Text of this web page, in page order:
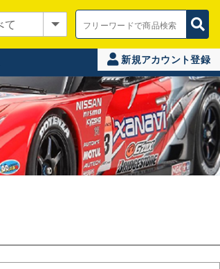
新規アカウント登録